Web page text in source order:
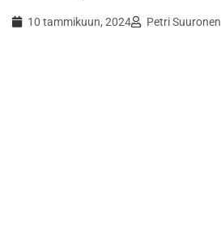
10 tammikuun, 2024 Petri Suuronen